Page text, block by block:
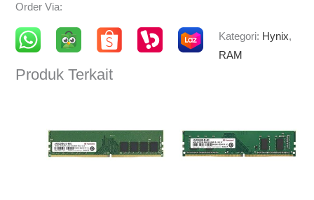
Order Via:
Kategori: Hynix,
RAM
Produk Terkait